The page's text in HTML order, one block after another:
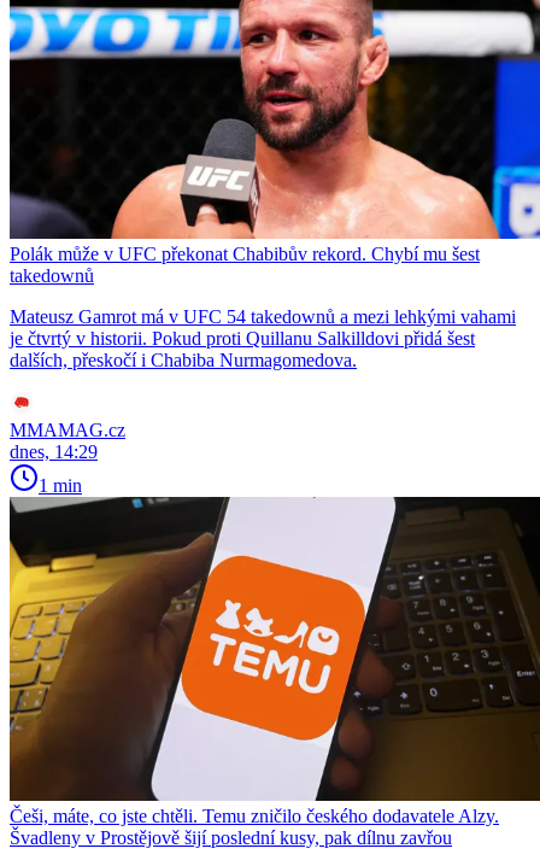
Polák může v UFC překonat Chabibův rekord. Chybí mu šest
takedownů
Mateusz Gamrot má v UFC 54 takedownů a mezi lehkými vahami
je čtvrtý v historii. Pokud proti Quillanu Salkilldovi přidá šest
dalších, přeskočí i Chabiba Nurmagomedova.
MMAMAG.cz
dnes, 14:29
1 min
Češi, máte, co jste chtěli. Temu zničilo českého dodavatele Alzy.
Švadleny v Prostějově šijí poslední kusy, pak dílnu zavřou